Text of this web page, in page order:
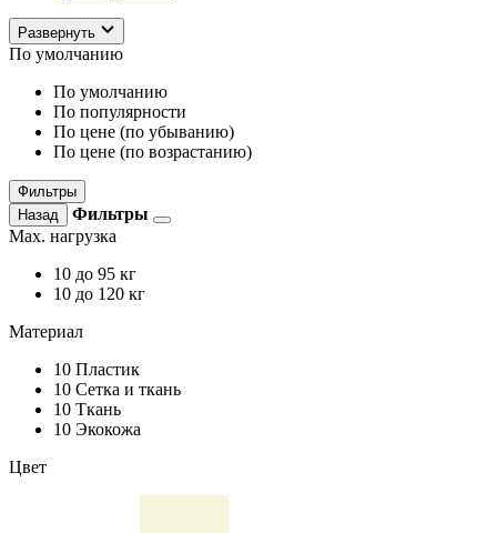
Развернуть
По умолчанию
По умолчанию
По популярности
По цене (по убыванию)
По цене (по возрастанию)
Фильтры
Назад
Фильтры
Max. нагрузка
10 до 95 кг
10 до 120 кг
Материал
10 Пластик
10 Сетка и ткань
10 Ткань
10 Экокожа
Цвет